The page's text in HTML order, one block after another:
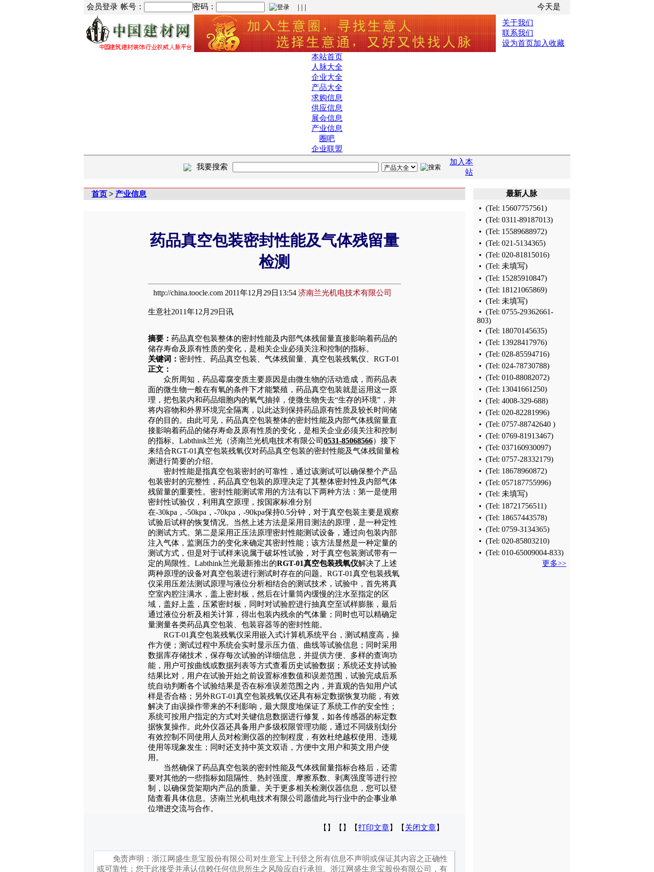
会员登录 帐号： 密码： | | |
今天是
关于我们
联系我们
设为首页加入收藏
本站首页
人脉大全
企业大全
产品大全
求购信息
供应信息
展会信息
产业信息
圈吧
企业联盟
我要搜索
加入本
站
首页 > 产业信息
药品真空包装密封性能及气体残留量
检测
http://china.toocle.com 2011年12月29日13:54 济南兰光机电技术有限公司
生意社2011年12月29日讯
摘要： 药品真空包装整体的密封性能及内部气体残留量直接影响着药品的
储存寿命及原有性质的变化，是相关企业必须关注和控制的指标。
关键词： 密封性、药品真空包装、气体残留量、真空包装残氧仪、RGT-01
正文：
众所周知，药品霉腐变质主要原因是由微生物的活动造成，而药品表
面的微生物一般在有氧的条件下才能繁殖，药品真空包装就是运用这一原
理，把包装内和药品细胞内的氧气抽掉，使微生物失去“生存的环境”，并
将内容物和外界环境完全隔离，以此达到保持药品原有性质及较长时间储
存的目的。由此可见，药品真空包装整体的密封性能及内部气体残留量直
接影响着药品的储存寿命及原有性质的变化，是相关企业必须关注和控制
的指标。Labthink兰光（济南兰光机电技术有限公司 0531-85068566）接下
来结合RGT-01真空包装残氧仪对药品真空包装的密封性能及气体残留量检
测进行简要的介绍。
密封性能是指真空包装密封的可靠性，通过该测试可以确保整个产品
包装密封的完整性，药品真空包装的原理决定了其整体密封性及内部气体
残留量的重要性。密封性能测试常用的方法有以下两种方法：第一是使用
密封性试验仪，利用真空原理，按国家标准分别
在-30kpa，-50kpa，-70kpa，-90kpa保持0.5分钟，对于真空包装主要是观察
试验后试样的恢复情况。当然上述方法是采用目测法的原理，是一种定性
的测试方式。第二是采用正压法原理密封性能测试设备，通过向包装内部
注入气体，监测压力的变化来确定其密封性能；该方法显然是一种定量的
测试方式，但是对于试样来说属于破坏性试验，对于真空包装测试带有一
定的局限性。Labthink兰光最新推出的RGT-01真空包装残氧仪解决了上述
两种原理的设备对真空包装进行测试时存在的问题。RGT-01真空包装残氧
仪采用压差法测试原理与液位分析相结合的测试技术，试验中，首先将真
空室内腔注满水，盖上密封板，然后在计量筒内缓慢的注水至指定的区
域，盖好上盖，压紧密封板，同时对试验腔进行抽真空至试样膨胀，最后
通过液位分析及相关计算，得出包装内残余的气体量；同时也可以精确定
量测量各类药品真空包装、包装容器等的密封性能。
RGT-01真空包装残氧仪采用嵌入式计算机系统平台，测试精度高，操
作方便；测试过程中系统会实时显示压力值、曲线等试验信息；同时采用
数据库存储技术，保存每次试验的详细信息，并提供方便、多样的查询功
能，用户可按曲线或数据列表等方式查看历史试验数据；系统还支持试验
结果比对，用户在试验开始之前设置标准数值和误差范围，试验完成后系
统自动判断各个试验结果是否在标准误差范围之内，并直观的告知用户试
样是否合格；另外RGT-01真空包装残氧仪还具有标定数据恢复功能，有效
解决了由误操作带来的不利影响，最大限度地保证了系统工作的安全性；
系统可按用户指定的方式对关键信息数据进行修复，如各传感器的标定数
据恢复操作。此外仪器还具备用户多级权限管理功能，通过不同级别划分
有效控制不同使用人员对检测仪器的控制程度，有效杜绝越权使用、违规
使用等现象发生；同时还支持中英文双语，方便中文用户和英文用户使
用。
当然确保了药品真空包装的密封性能及气体残留量指标合格后，还需
要对其他的一些指标如阻隔性、热封强度、摩擦系数、剥离强度等进行控
制，以确保货架期内产品的质量。关于更多相关检测仪器信息，您可以登
陆查看具体信息。济南兰光机电技术有限公司愿借此与行业中的企事业单
位增进交流与合作。
【】【】【打印文章】【 关闭文章】
免责声明： 浙江网盛生意宝股份有限公司对生意宝上刊登之所有信息不声明或保证其内容之正确性
或可靠性；您于此接受并承认信赖任何信息所生之风险应自行承担。浙江网盛生意宝股份有限公司，有
最新人脉
• (Tel: 15607757561)
• (Tel: 0311-89187013)
• (Tel: 15589688972)
• (Tel: 021-5134365)
• (Tel: 020-81815016)
• (Tel: 未填写)
• (Tel: 15285910847)
• (Tel: 18121065869)
• (Tel: 未填写)
• (Tel: 0755-29362661-
803)
• (Tel: 18070145635)
• (Tel: 13928417976)
• (Tel: 028-85594716)
• (Tel: 024-78730788)
• (Tel: 010-88082072)
• (Tel: 13041661250)
• (Tel: 4008-329-688)
• (Tel: 020-82281996)
• (Tel: 0757-88742640 )
• (Tel: 0769-81913467)
• (Tel: 037160930097)
• (Tel: 0757-28332179)
• (Tel: 18678960872)
• (Tel: 057187755996)
• (Tel: 未填写)
• (Tel: 18721756511)
• (Tel: 18657443578)
• (Tel: 0759-3134365)
• (Tel: 020-85803210)
• (Tel: 010-65009004-833)
更多>>